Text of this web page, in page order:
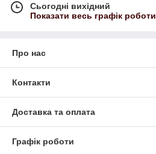
Сьогодні вихідний
Показати весь графік роботи
Про нас
Контакти
Доставка та оплата
Графік роботи